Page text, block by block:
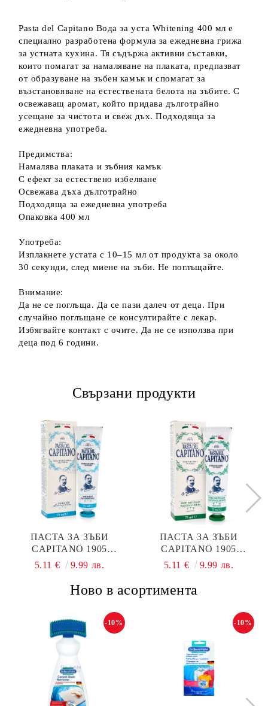
Pasta del Capitano Вода за уста Whitening 400 мл е
специално разработена формула за ежедневна грижа
за устната кухина. Тя съдържа активни съставки,
които помагат за намаляване на плаката, предпазват
от образуване на зъбен камък и спомагат за
възстановяване на естествената белота на зъбите. С
освежаващ аромат, който придава дълготрайно
усещане за чистота и свеж дъх. Подходяща за
ежедневна употреба.
Предимства:
Намалява плаката и зъбния камък
С ефект за естествено избелване
Освежава дъха дълготрайно
Подходяща за ежедневна употреба
Опаковка 400 мл
Употреба:
Изплакнете устата с 10–15 мл от продукта за около
30 секунди, след миене на зъби. Не поглъщайте.
Внимание:
Да не се поглъща. Да се пази далеч от деца. При
случайно поглъщане се консултирайте с лекар.
Избягвайте контакт с очите. Да не се използва при
деца под 6 години.
Свързани продукти
ПАСТА ЗА ЗЪБИ
CAPITANO 1905
SMOKERS 75МЛ.
5.11 € 9.99 лв.
ПАСТА ЗА ЗЪБИ
CAPITANO 1905
NATURAL HERBS 75МЛ.
5.11 € 9.99 лв.
Ново в асортимента
-10% -10%